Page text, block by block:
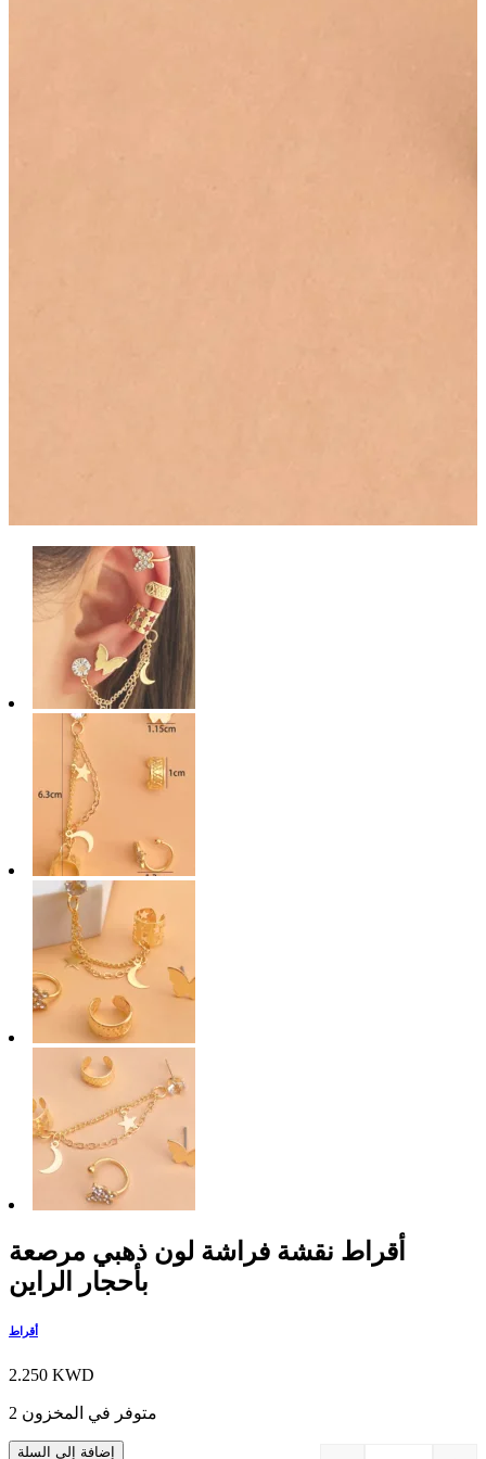
أقراط نقشة فراشة لون ذهبي مرصعة
بأحجار الراين
أقراط
2.250 KWD
2 متوفر في المخزون
إضافة إلى السلة